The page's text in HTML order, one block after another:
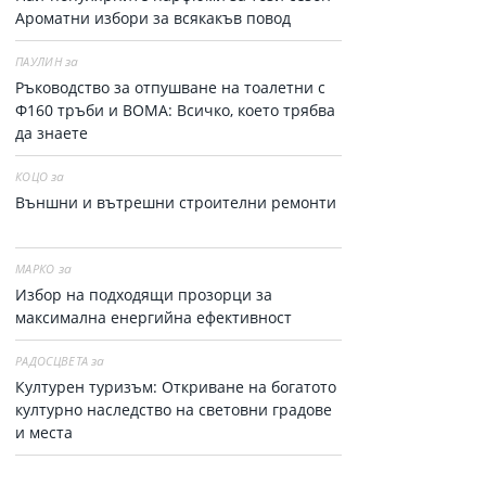
Ароматни избори за всякакъв повод
ПАУЛИНза
Ръководство за отпушване на тоалетни с
Ф160 тръби и ВОМА: Всичко, което трябва
да знаете
КОЦО за
Външни и вътрешни строителни ремонти
МАРКО за
Избор на подходящи прозорци за
максимална енергийна ефективност
РАДОСЦВЕТА за
Културен туризъм: Откриване на богатото
културно наследство на световни градове
и места